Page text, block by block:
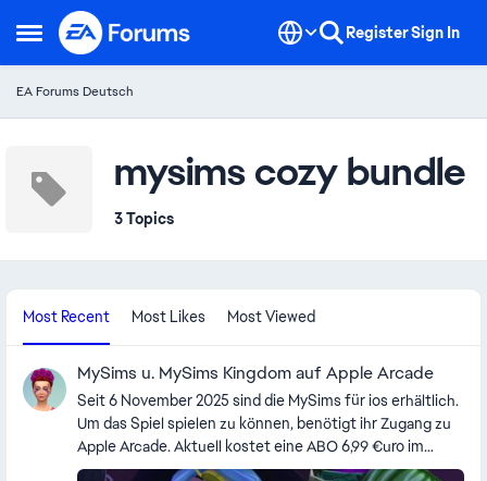
Open Side Menu
Skip to content RegisterSign In
EA Forums Deutsch
mysims cozy bundle
3 Topics
Most Recent Most Likes Most Viewed
MySims u. MySims Kingdom auf Apple Arcade
Seit 6 November 2025 sind die MySims für ios erhältlich.
Um das Spiel spielen zu können, benötigt ihr Zugang zu
Apple Arcade. Aktuell kostet eine ABO 6,99 €uro im
Monat und kann mit 5 weiteren Familien Mitglieder